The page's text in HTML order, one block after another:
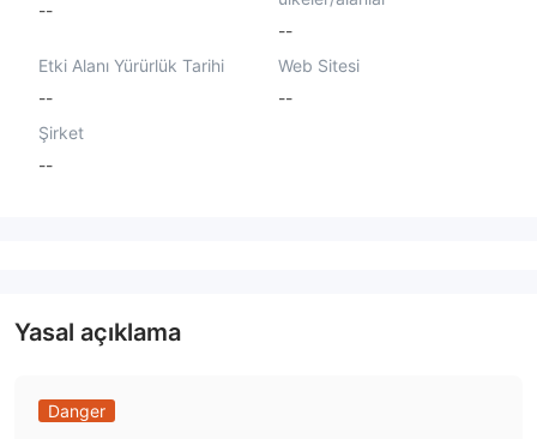
--
--
Etki Alanı Yürürlük Tarihi
--
Web Sitesi
--
Şirket
--
Yasal açıklama
Danger